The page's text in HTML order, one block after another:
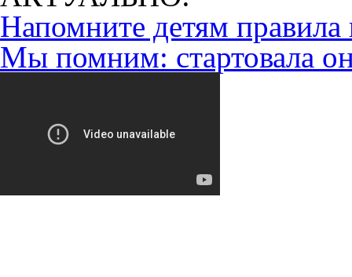
Напомните детям правила
Мы помним: стартовала